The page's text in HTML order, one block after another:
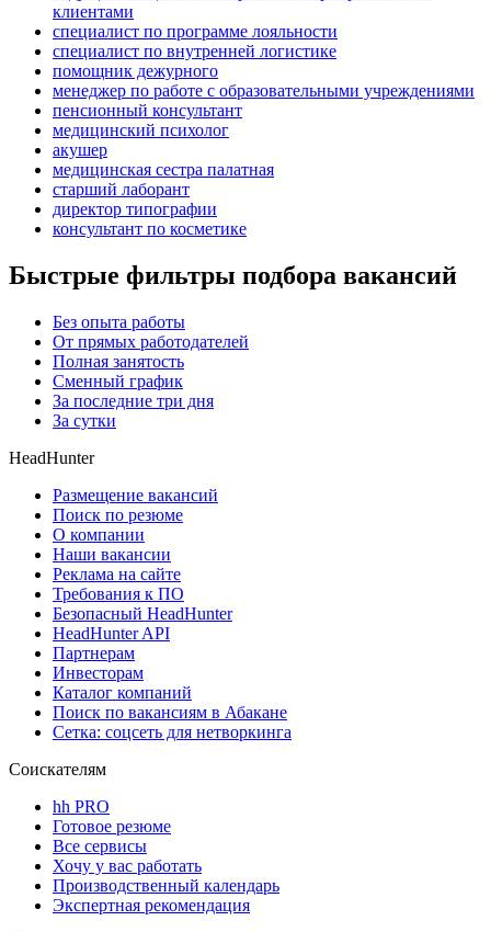
клиентами
специалист по программе лояльности
специалист по внутренней логистике
помощник дежурного
менеджер по работе с образовательными учреждениями
пенсионный консультант
медицинский психолог
акушер
медицинская сестра палатная
старший лаборант
директор типографии
консультант по косметике
Быстрые фильтры подбора вакансий
Без опыта работы
От прямых работодателей
Полная занятость
Сменный график
За последние три дня
За сутки
HeadHunter
Размещение вакансий
Поиск по резюме
О компании
Наши вакансии
Реклама на сайте
Требования к ПО
Безопасный HeadHunter
HeadHunter API
Партнерам
Инвесторам
Каталог компаний
Поиск по вакансиям в Абакане
Сетка: соцсеть для нетворкинга
Соискателям
hh PRO
Готовое резюме
Все сервисы
Хочу у вас работать
Производственный календарь
Экспертная рекомендация